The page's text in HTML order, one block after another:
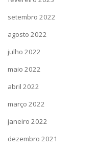
setembro 2022
agosto 2022
julho 2022
maio 2022
abril 2022
março 2022
janeiro 2022
dezembro 2021